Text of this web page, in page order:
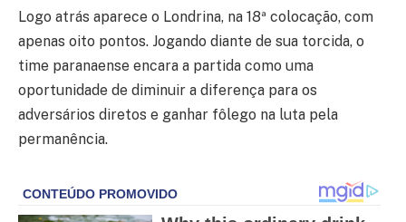
Logo atrás aparece o Londrina, na 18ª colocação, com
apenas oito pontos. Jogando diante de sua torcida, o
time paranaense encara a partida como uma
oportunidade de diminuir a diferença para os
adversários diretos e ganhar fôlego na luta pela
permanência.